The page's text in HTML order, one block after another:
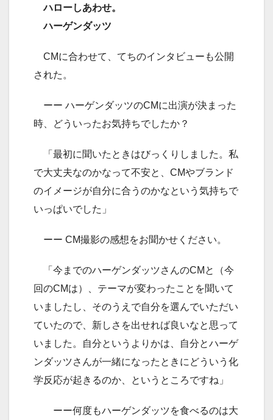
ハローしあわせ。
ハーゲンダッツ
CMに合わせて、てちのインタビューも公開
された。
ーー ハーゲンダッツのCMに出演が決まった
時、どういったお気持ちでしたか？
「最初に聞いたときはびっくりしました。私
で大丈夫なのかなって不安と、CMやブランド
のイメージが自分に合うのかなという気持ちで
いっぱいでした」
ーー CM撮影の感想をお聞かせください。
「今までのハーゲンダッツさんのCMと（今
回のCMは）、テーマが変わったことを聞いて
いましたし、そのうえで自分を選んでいただい
ていたので、新しさを出せれば良いなと思って
いました。自分というよりかは、自分とハーゲ
ンダッツさんが一緒になったときにどういう化
学反応が起きるのか、というところですね」
ーー何度もハーゲンダッツを食べるのは大